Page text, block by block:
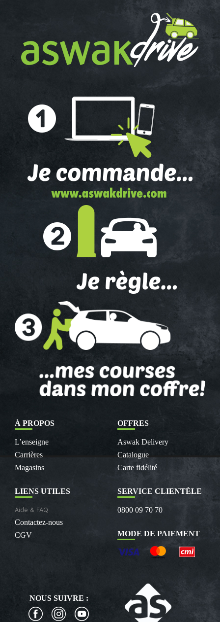
À PROPOS
L’enseigne
Carrières
Magasins
OFFRES
Aswak Delivery
Catalogue
Carte fidélité
LIENS UTILES
Aide & FAQ
Contactez-nous
CGV
SERVICE CLIENTÈLE
0800 09 70 70
MODE DE PAIEMENT
NOUS SUIVRE :